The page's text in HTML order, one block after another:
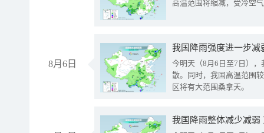
高温范围将缩减，受冷空
8月6日
今明天（8月6日至7日）
散。同时，我国高温范围
区将有大范围桑拿天。
我国降雨整体减少减弱